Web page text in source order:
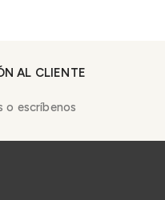
AL CLIENTE
o escríbenos